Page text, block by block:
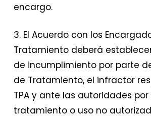
encargo.
3. El Acuerdo con los
Tratamiento deberá
de incumplimiento por parte
de Tratamiento, el infractor
TPA y ante las autoridades
tratamiento o uso no